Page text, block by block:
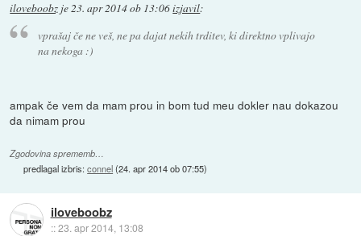
iloveboobz je23. apr 2014 ob 13:06izjavil:
vprašaj če ne veš, ne pa dajat nekih trditev, ki direktno vplivajo
na nekoga :)
ampak če vem da mam prou in bom tud meu dokler nau dokazou
da nimam prou
Zgodovina sprememb…
predlagal izbris:connel(24. apr 2014 ob 07:55)
iloveboobz
::23. apr 2014, 13:08